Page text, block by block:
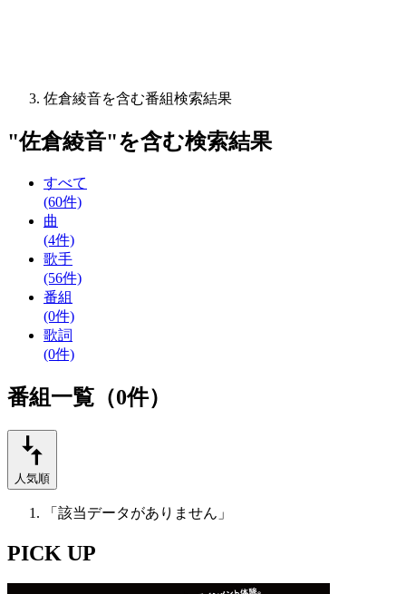
佐倉綾音を含む番組検索結果
"佐倉綾音"を含む検索結果
すべて
(60件)
曲
(4件)
歌手
(56件)
番組
(0件)
歌詞
(0件)
番組一覧（0件）
人気順
「該当データがありません」
PICK UP